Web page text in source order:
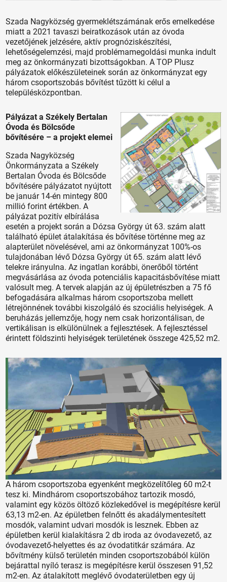
Szada Nagyközség gyermeklétszámának erős emelkedése
miatt a 2021 tavaszi beiratkozások után az óvoda
vezetőjének jelzésére, aktív prognóziskészítési,
lehetőségelemzési, majd problémamegoldási munka indult
meg az önkormányzati bizottságokban. A TOP Plusz
pályázatok előkészületeinek során az önkormányzat egy
három csoportszobás bővítést tűzött ki célul a
településközpontban.
Pályázat a Székely Bertalan
Óvoda és Bölcsőde
bővítésére – a projekt elemei
Szada Nagyközség
Önkormányzata a Székely
Bertalan Óvoda és Bölcsőde
bővítésére pályázatot nyújtott
be január 14-én mintegy 800
millió forint értékben. A
pályázat pozitív elbírálása
esetén a projekt során a Dózsa György út 63. szám alatt
található épület átalakítása és bővítése történne meg az
alapterület növelésével, ami az önkormányzat 100%-os
tulajdonában lévő Dózsa György út 65. szám alatt lévő
telekre irányulna. Az ingatlan korábbi, önerőből történt
megvásárlása az óvoda potenciális kapacitásbővítése miatt
valósult meg. A tervek alapján az új épületrészben a 75 fő
befogadására alkalmas három csoportszoba mellett
létrejönnének további kiszolgáló és szociális helyiségek. A
beruházás jellemzője, hogy nem csak horizontálisan, de
vertikálisan is elkülönülnek a fejlesztések. A fejlesztéssel
érintett földszinti helyiségek területének összege 425,52 m2.
A három csoportszoba egyenként megközelítőleg 60 m2-t
tesz ki. Mindhárom csoportszobához tartozik mosdó,
valamint egy közös öltöző közlekedővel is megépítésre kerül
63,13 m2-en. Az épületben felnőtt és akadálymentesített
mosdók, valamint udvari mosdók is lesznek. Ebben az
épületben kerül kialakításra 2 db iroda az óvodavezető, az
óvodavezető-helyettes és az óvodatitkár számára. Az
bővítmény külső területén minden csoportszobából külön
bejárattal nyíló terasz is megépítésre kerül összesen 91,52
m2-en. Az átalakított meglévő óvodaterületben egy új